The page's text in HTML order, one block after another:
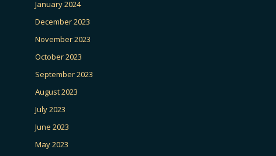
January 2024
December 2023
November 2023
October 2023
September 2023
August 2023
July 2023
June 2023
May 2023